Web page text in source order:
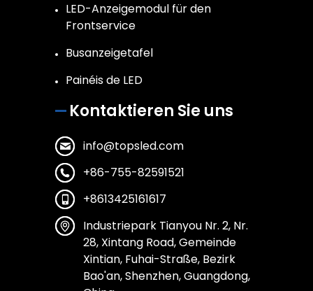
LED-Anzeigemodul für den
Frontservice
Busanzeigetafel
Painéis de LED
Kontaktieren Sie uns
info@topsled.com
+86-755-82591521
+8613425161617
Industriepark Tianyou Nr. 2, Nr.
28, Xintang Road, Gemeinde
Xintian, Fuhai-Straße, Bezirk
Bao'an, Shenzhen, Guangdong,